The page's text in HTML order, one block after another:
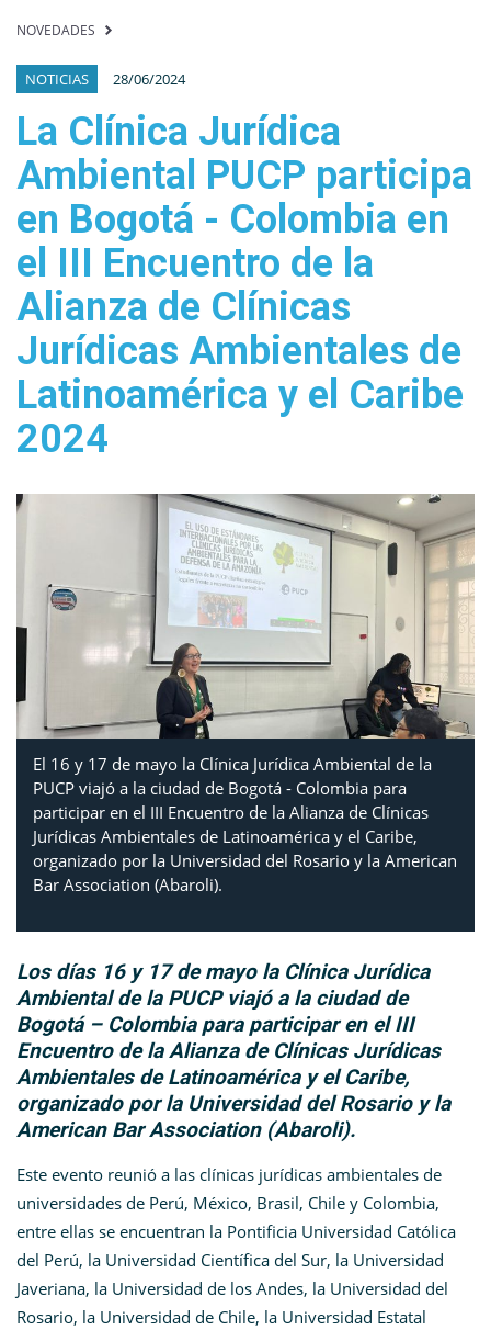
NOVEDADES
NOTICIAS 28/06/2024
La Clínica Jurídica
Ambiental PUCP participa
en Bogotá - Colombia en
el III Encuentro de la
Alianza de Clínicas
Jurídicas Ambientales de
Latinoamérica y el Caribe
2024
El 16 y 17 de mayo la Clínica Jurídica Ambiental de la
PUCP viajó a la ciudad de Bogotá - Colombia para
participar en el III Encuentro de la Alianza de Clínicas
Jurídicas Ambientales de Latinoamérica y el Caribe,
organizado por la Universidad del Rosario y la American
Bar Association (Abaroli).
Los días 16 y 17 de mayo la Clínica Jurídica
Ambiental de la PUCP viajó a la ciudad de
Bogotá – Colombia para participar en el III
Encuentro de la Alianza de Clínicas Jurídicas
Ambientales de Latinoamérica y el Caribe,
organizado por la Universidad del Rosario y la
American Bar Association (Abaroli).
Este evento reunió a las clínicas jurídicas ambientales de
universidades de Perú, México, Brasil, Chile y Colombia,
entre ellas se encuentran la Pontificia Universidad Católica
del Perú, la Universidad Científica del Sur, la Universidad
Javeriana, la Universidad de los Andes, la Universidad del
Rosario, la Universidad de Chile, la Universidad Estatal